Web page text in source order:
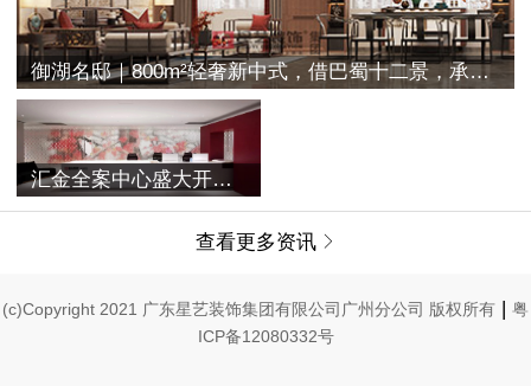
御湖名邸｜800m²轻奢新中式，借巴蜀十二景，承古典之空灵
汇金全案中心盛大开业 | 融合过往与未来，唤醒家的美学记忆
查看更多资讯 
(c)Copyright 2021 广东星艺装饰集团有限公司广州分公司 版权所有 | 粤
ICP备12080332号